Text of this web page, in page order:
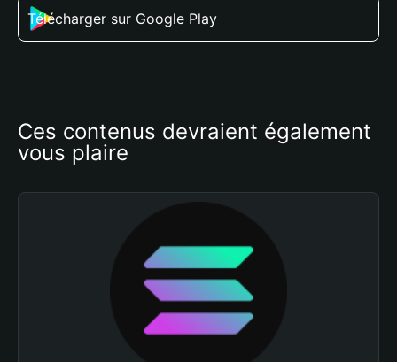
Télécharger sur Google Play
Ces contenus devraient également
vous plaire